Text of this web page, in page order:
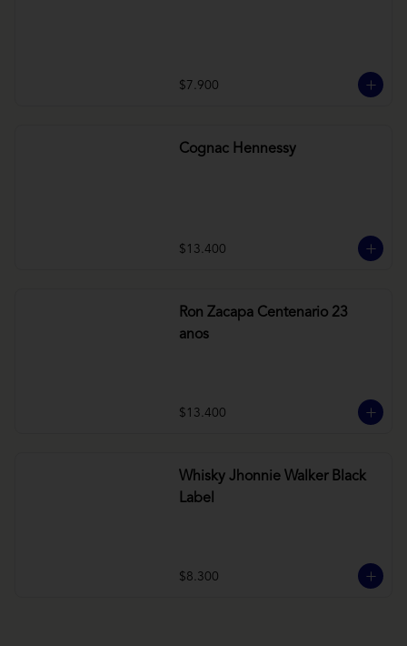
$7.900
Cognac Hennessy
$13.400
Ron Zacapa Centenario 23
anos
$13.400
Whisky Jhonnie Walker Black
Label
$8.300